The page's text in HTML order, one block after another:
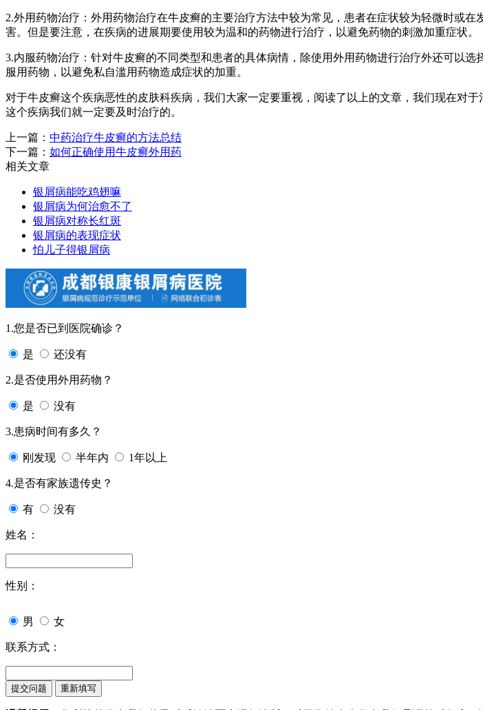
2.外用药物治疗：外用药物治疗在牛皮癣的主要治疗方法中较为常见，患者在症状较为轻微时或
害。但是要注意，在疾病的进展期要使用较为温和的药物进行治疗，以避免药物的刺激加重症状。
3.内服药物治疗：针对牛皮癣的不同类型和患者的具体病情，除使用外用药物进行治疗外还可以
服用药物，以避免私自滥用药物造成症状的加重。
对于牛皮癣这个疾病恶性的皮肤科疾病，我们大家一定要重视，阅读了以上的文章，我们现在对
这个疾病我们就一定要及时治疗的。
上一篇： 中药治疗牛皮癣的方法总结
下一篇： 如何正确使用牛皮癣外用药
相关文章
银屑病能吃鸡翅嘛
银屑病为何治愈不了
银屑病对称长红斑
银屑病的表现症状
怕儿子得银屑病
1.您是否已到医院确诊？
是 还没有
2.是否使用外用药物？
是 没有
3.患病时间有多久？
刚发现 半年内 1年以上
4.是否有家族遗传史？
有 没有
姓名：
性别：
男 女
联系方式：